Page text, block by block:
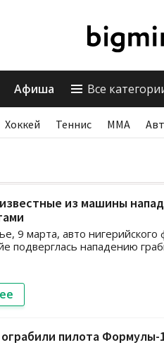
Афиша Все
Хоккей Теннис ММА
из машины
9 марта, авто нигерийского
подверглась нападению
пилота